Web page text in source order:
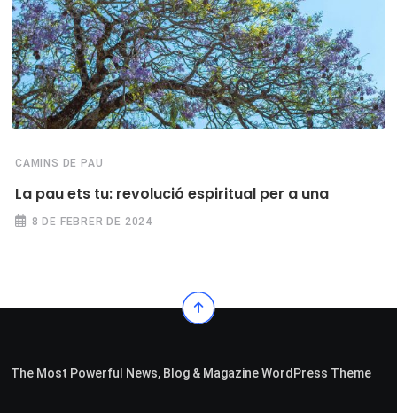
CAMINS DE PAU
La pau ets tu: revolució espiritual per a una
8 DE FEBRER DE 2024
The Most Powerful News, Blog & Magazine WordPress Theme